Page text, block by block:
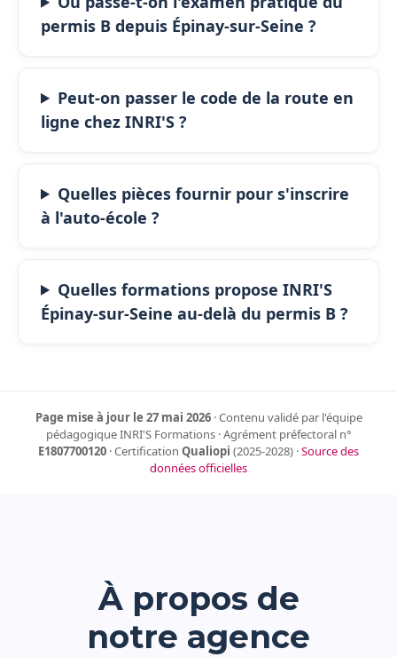
permis B depuis Épinay-sur-Seine ?
Peut-on passer le code de la route en
ligne chez INRI'S ?
Quelles pièces fournir pour s'inscrire
à l'auto-école ?
Quelles formations propose INRI'S
Épinay-sur-Seine au-delà du permis B ?
Page mise à jour le 27 mai 2026· Contenu validé par l'équipe
pédagogique INRI'S Formations · Agrément préfectoral n°
E1807700120 · Certification Qualiopi (2025-2028) ·Source des
données officielles
À propos de
notre agence